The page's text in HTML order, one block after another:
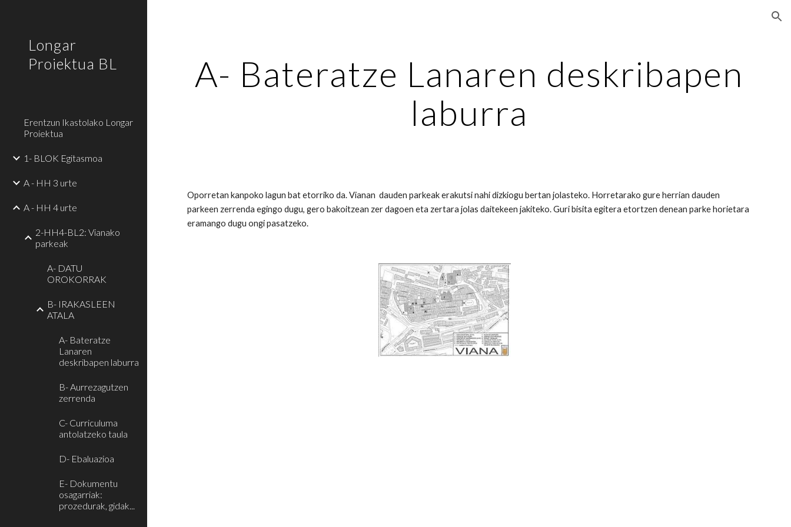
Longar
Proiektua BL
Erentzun Ikastolako Longar
Proiektua
1- BLOK Egitasmoa
A - HH 3 urte
A - HH 4 urte
2-HH4-BL2: Vianako
parkeak
A- DATU
OROKORRAK
B- IRAKASLEEN
ATALA
A- Bateratze
Lanaren
deskribapen laburra
B- Aurrezagutzen
zerrenda
C- Curriculuma
antolatzeko taula
D- Ebaluazioa
E- Dokumentu
osagarriak:
prozedurak, gidak...
A- Bateratze Lanaren deskribapen
laburra
Oporretan kanpoko lagun bat etorriko da. Vianan dauden parkeak erakutsi nahi dizkiogu bertan jolasteko. Horretarako gure herrian dauden
parkeen zerrenda egingo dugu, gero bakoitzean zer dagoen eta zertara jolas daitekeen jakiteko. Guri bisita egitera etortzen denean parke horietara
eramango dugu ongi pasatzeko.